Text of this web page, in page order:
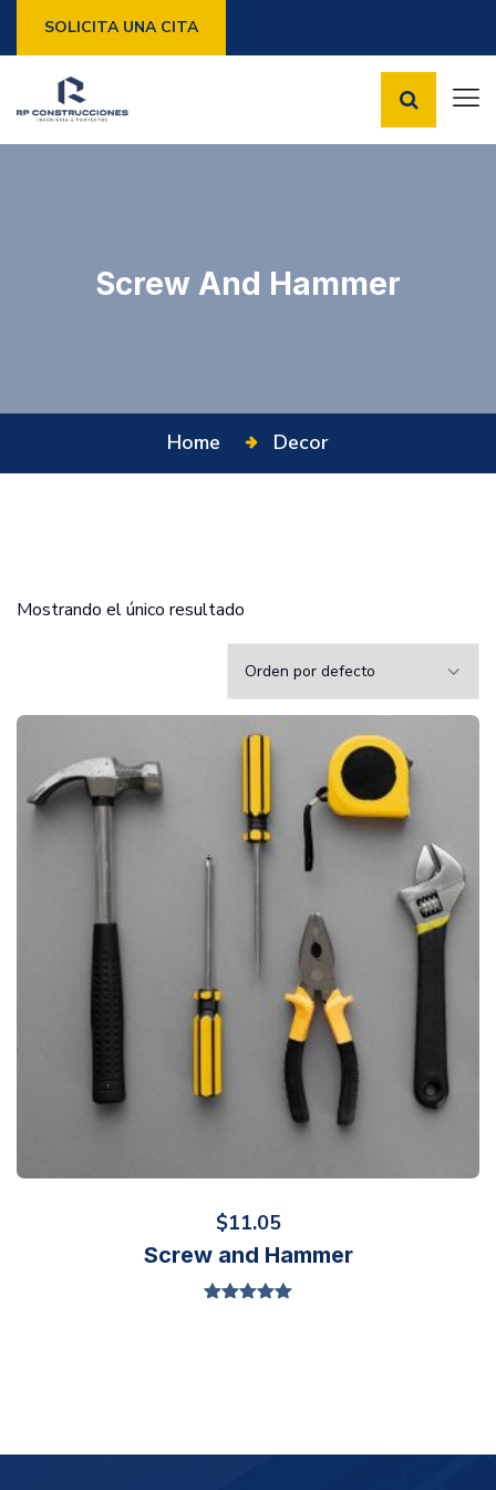
SOLICITA UNA CITA
Screw And Hammer
Home Decor
Mostrando el único resultado
$11.05
Screw and Hammer